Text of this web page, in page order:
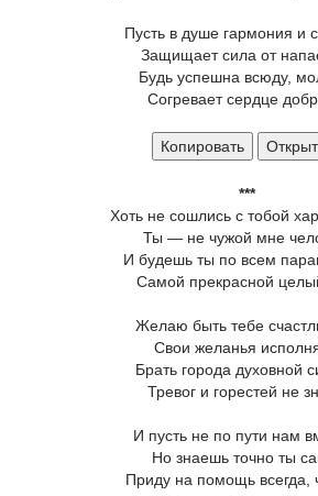
Пусть в душе гармония и
Защищает сила от
Будь успешна всюду,
Согревает сердце
Копировать
***
Хоть не сошлись с тобой
Ты — не чужой мне
И будешь ты по всем
Самой прекрасной
Желаю быть тебе
Свои желанья
Брать города духовной
Тревог и горестей не
И пусть не по пути нам
Но знаешь точно ты
Приду на помощь всегда,